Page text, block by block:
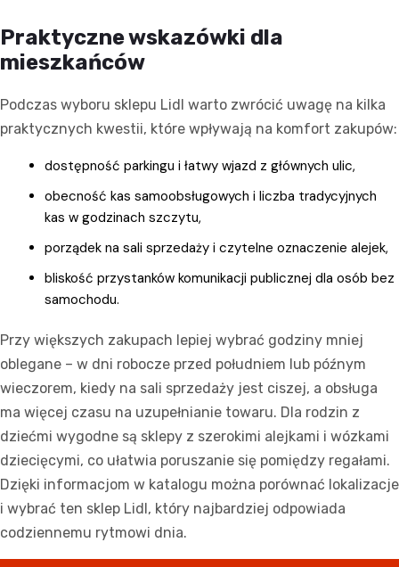
Praktyczne wskazówki dla
mieszkańców
Podczas wyboru sklepu Lidl warto zwrócić uwagę na kilka
praktycznych kwestii, które wpływają na komfort zakupów:
dostępność parkingu i łatwy wjazd z głównych ulic,
obecność kas samoobsługowych i liczba tradycyjnych
kas w godzinach szczytu,
porządek na sali sprzedaży i czytelne oznaczenie alejek,
bliskość przystanków komunikacji publicznej dla osób bez
samochodu.
Przy większych zakupach lepiej wybrać godziny mniej
oblegane – w dni robocze przed południem lub późnym
wieczorem, kiedy na sali sprzedaży jest ciszej, a obsługa
ma więcej czasu na uzupełnianie towaru. Dla rodzin z
dziećmi wygodne są sklepy z szerokimi alejkami i wózkami
dziecięcymi, co ułatwia poruszanie się pomiędzy regałami.
Dzięki informacjom w katalogu można porównać lokalizacje
i wybrać ten sklep Lidl, który najbardziej odpowiada
codziennemu rytmowi dnia.